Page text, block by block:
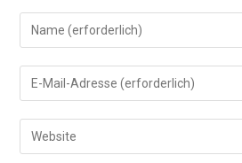
Gib
deinen
Namen
oder
zum
Kommentieren
Gib
deine
E-
Mail-
Gib
deine